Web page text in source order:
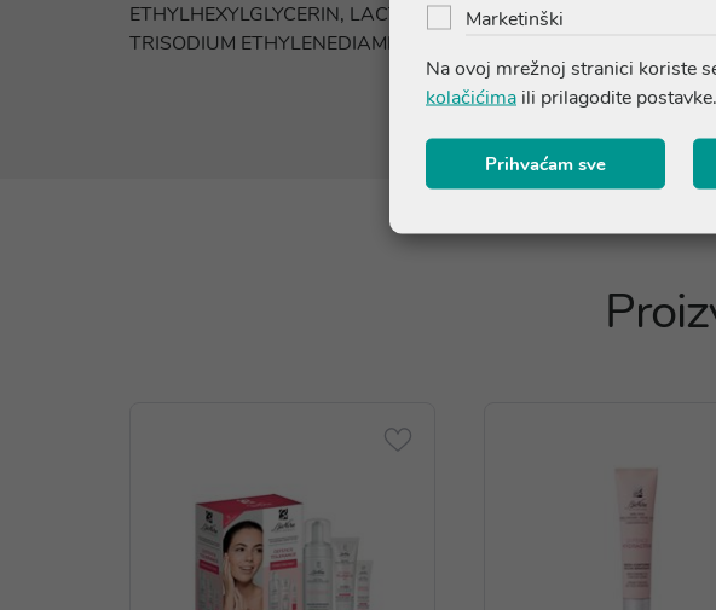
ETHYLHEXYLGLYCERIN, LACTIC ACID, COCAMIDE MIPA,
TRISODIUM ETHYLENEDIAMINE DISUCCINATE.
Marketinški
Na ovoj mrežnoj stranici koriste
kolačićima ili prilagodite postavke.
Prihvaćam sve